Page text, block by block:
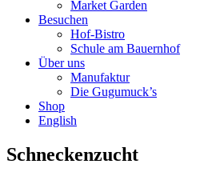
Market Garden
Besuchen
Hof-Bistro
Schule am Bauernhof
Über uns
Manufaktur
Die Gugumuck’s
Shop
English
Schneckenzucht